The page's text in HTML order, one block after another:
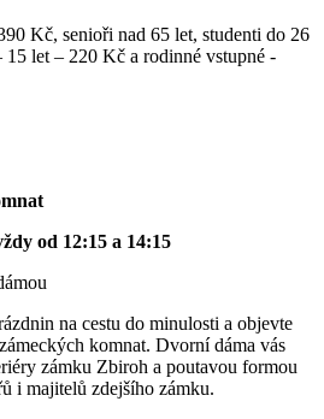
senioři nad 65 let, studenti do 26
let – 220 Kč a rodinné vstupné -
od 12:15 a 14:15
na cestu do minulosti a objevte
komnat. Dvorní dáma vás
zámku Zbiroh a poutavou formou
i majitelů zdejšího zámku.